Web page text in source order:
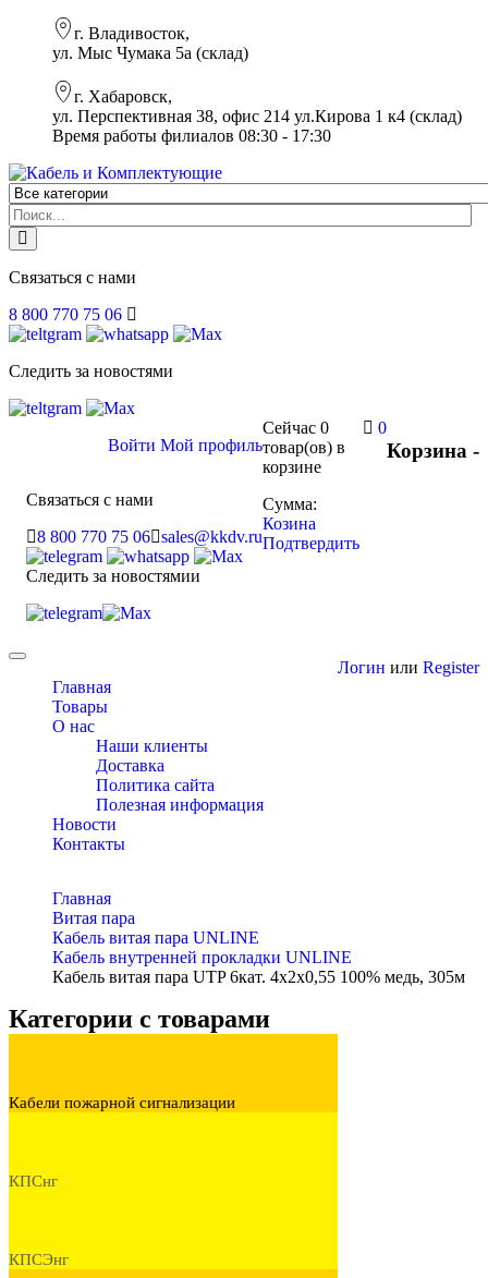
г. Владивосток,
ул. Мыс Чумака 5а (склад)
г. Хабаровск,
ул. Перспективная 38, офис 214 ул.Кирова 1 к4 (склад)
Время работы филиалов 08:30 - 17:30
Связаться с нами
8 800 770 75 06
Следить за новостями
Корзина -
0
Сейчас 0
товар(ов) в
корзине
Сумма:
Козина
Подтвердить
Войти Мой профиль
Связаться с нами
8 800 770 75 06 sales@kkdv.ru
Следить за новостямии
Toggle
navigationГлавная
Товары
О нас
Наши клиенты
Доставка
Политика сайта
Полезная информация
Новости
Контакты
Логин или Register
Главная
Витая пара
Кабель витая пара UNLINE
Кабель внутренней прокладки UNLINE
Кабель витая пара UTP 6кат. 4x2x0,55 100% медь, 305м
Категории с товарами
Кабели пожарной сигнализации
КПСнг
КПСЭнг